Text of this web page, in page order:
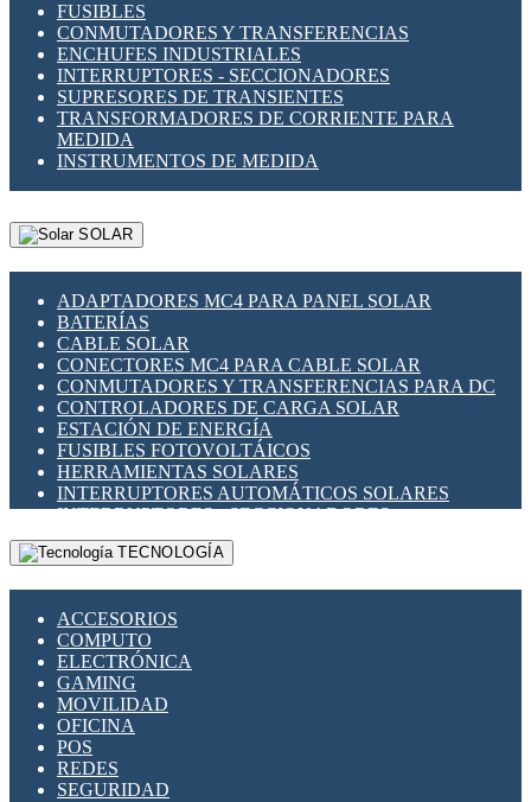
FUSIBLES
CONMUTADORES Y TRANSFERENCIAS
ENCHUFES INDUSTRIALES
INTERRUPTORES - SECCIONADORES
SUPRESORES DE TRANSIENTES
TRANSFORMADORES DE CORRIENTE PARA
MEDIDA
INSTRUMENTOS DE MEDIDA
SOLAR
ADAPTADORES MC4 PARA PANEL SOLAR
BATERÍAS
CABLE SOLAR
CONECTORES MC4 PARA CABLE SOLAR
CONMUTADORES Y TRANSFERENCIAS PARA DC
CONTROLADORES DE CARGA SOLAR
ESTACIÓN DE ENERGÍA
FUSIBLES FOTOVOLTÁICOS
HERRAMIENTAS SOLARES
INTERRUPTORES AUTOMÁTICOS SOLARES
INTERRUPTORES - SECCIONADORES
FOTOVOLTÁICOS
MONTAJE PANEL SOLAR
SUPRESOR DE TRANSIENTES SPDS PARA
APLICACIONES FOTOVOLTAICAS
TECNOLOGÍA
ACCESORIOS
COMPUTO
ELECTRÓNICA
GAMING
MOVILIDAD
OFICINA
POS
REDES
SEGURIDAD